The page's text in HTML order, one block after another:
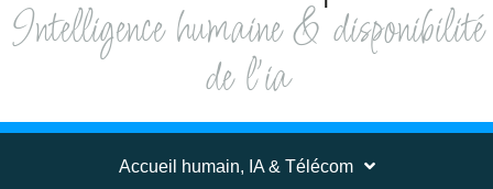
Intelligence humaine & disponibilité
de l'ia
Accueil humain, IA & Télécom